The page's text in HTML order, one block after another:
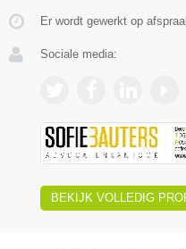
Er wordt gewerkt op
Sociale media:
BEKIJK VOLLEDIG